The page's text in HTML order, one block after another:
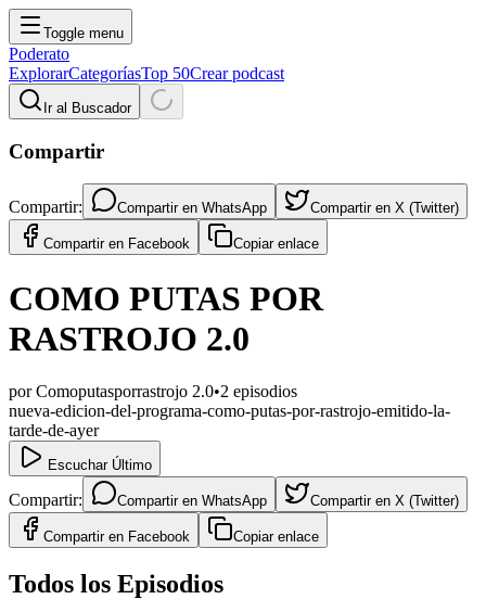
Toggle menu
Poderato
ExplorarCategoríasTop 50Crear podcast
Ir al Buscador
Compartir
Compartir: Compartir en WhatsApp Compartir en X (Twitter)
Compartir en Facebook Copiar enlace
COMO PUTAS POR
RASTROJO 2.0
porComoputasporrastrojo 2.0•2 episodios
nueva-edicion-del-programa-como-putas-por-rastrojo-emitido-la-
tarde-de-ayer
Escuchar Último
Compartir: Compartir en WhatsApp Compartir en X (Twitter)
Compartir en Facebook Copiar enlace
Todos los Episodios